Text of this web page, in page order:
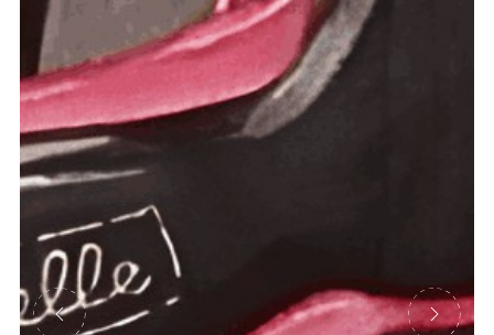
Précédent Suivant